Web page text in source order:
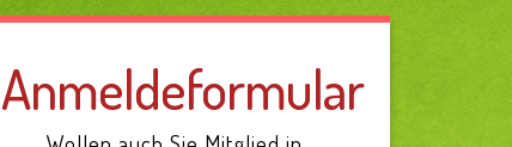
Anmeldeformular